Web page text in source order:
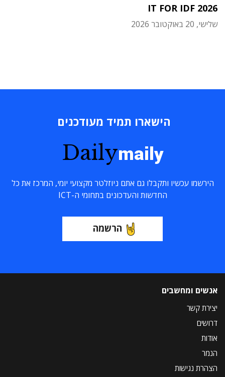
IT FOR IDF 2026
שלישי, 20 באוקטובר 2026
הישארו תמיד מעודכנים
Dailymaily
הירשמו עכשיו ותקבלו גם אתם ניוזלטר מקצועי יומי, המרכז את כל
החדשות והעדכונים בתחומי ה-ICT
הרשמה
אנשים ומחשבים
יצירת קשר
דרושים
אודות
הנמר
הצהרת נגישות